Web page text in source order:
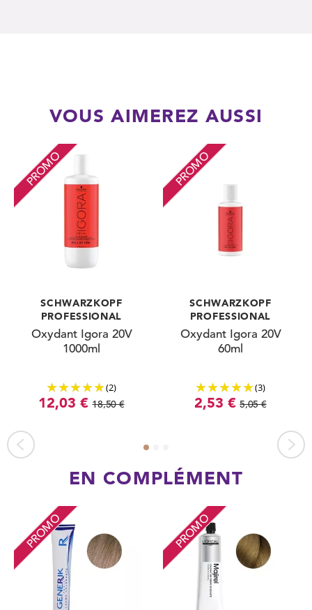
VOUS AIMEREZ AUSSI
PROMO
SCHWARZKOPF
PROFESSIONAL
Oxydant Igora 20V
1000ml
(2)
12,03 € 18,50 €
PROMO
SCHWARZKOPF
PROFESSIONAL
Oxydant Igora 20V
60ml
(3)
2,53 € 5,05 €
EN COMPLÉMENT
PROMO PROMO